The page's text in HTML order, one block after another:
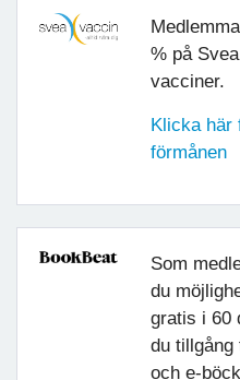
% på
vacciner.
Klicka här
förmånen
Som
du
gratis i 60
du tillgång
och e-